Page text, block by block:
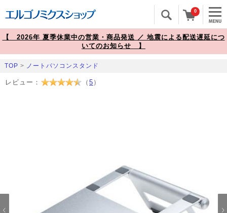
0
【 2026年 夏季休業中の営業・商品発送 ／ 地震による配送遅延につ
いてのお知らせ 】
TOP > ノートパソコンスタンド
レビュー： （ 5 ）